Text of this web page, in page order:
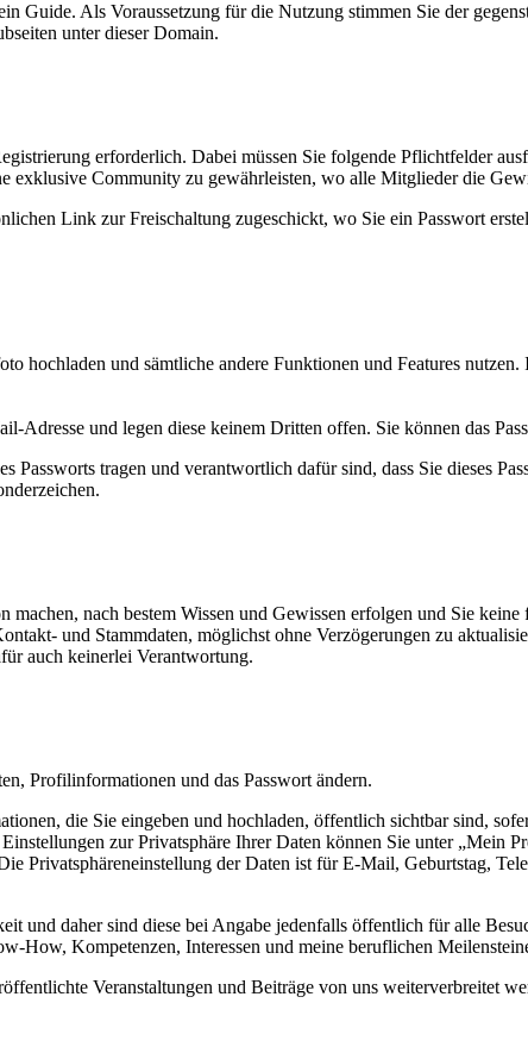
Als Voraussetzung für die Nutzung stimmen Sie der
unter dieser Domain.
erforderlich. Dabei müssen Sie folgende Pflichtfelder
Community zu gewährleisten, wo alle Mitglieder die
Link zur Freischaltung zugeschickt, wo Sie ein Passwort
hochladen und sämtliche andere Funktionen und Features
Adresse und legen diese keinem Dritten offen. Sie können das
Passworts tragen und verantwortlich dafür sind, dass Sie dieses
nach bestem Wissen und Gewissen erfolgen und Sie
und Stammdaten, möglichst ohne Verzögerungen zu
auch keinerlei Verantwortung.
Profilinformationen und das Passwort ändern.
die Sie eingeben und hochladen, öffentlich sichtbar sind,
zur Privatsphäre Ihrer Daten können Sie unter „Mein
Privatsphäreneinstellung der Daten ist für E-Mail, Geburtstag,
und daher sind diese bei Angabe jedenfalls öffentlich für alle
How, Kompetenzen, Interessen und meine beruflichen
Veranstaltungen und Beiträge von uns weiterverbreitet